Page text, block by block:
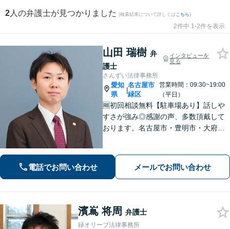
2 人の弁護士が見つかりました (検索結果について詳しくは こちら)
2件中 1-2件を表示
山田 瑞樹 弁
護士
インタビューを
見る
さんずい法律事務所
愛知
県
|
名古屋市
緑区
営業時間：09:30~19:00
（平日）
🆓初回相談無料【駐車場あり】話しや
すさが強み◎感謝の声、多数頂戴して
おります。名古屋市・豊明市・大府
不安を軽減。理想とする解決を目指し
ます【土曜・夜間面談OK】
電話でお問い合わせ メールでお問い合わせ
濱嶌 将周 弁護士
緑オリーブ法律事務所